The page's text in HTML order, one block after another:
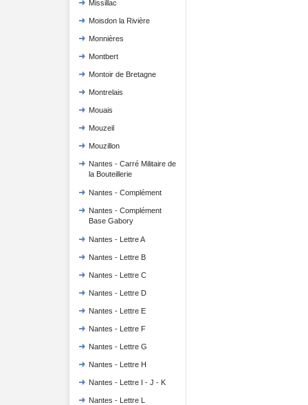
Missillac
Moisdon la Rivière
Monnières
Montbert
Montoir de Bretagne
Montrelais
Mouais
Mouzeil
Mouzillon
Nantes - Carré Militaire de
la Bouteillerie
Nantes - Complément
Nantes - Complément
Base Gabory
Nantes - Lettre A
Nantes - Lettre B
Nantes - Lettre C
Nantes - Lettre D
Nantes - Lettre E
Nantes - Lettre F
Nantes - Lettre G
Nantes - Lettre H
Nantes - Lettre I - J - K
Nantes - Lettre L